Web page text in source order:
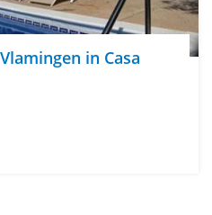
in Casa